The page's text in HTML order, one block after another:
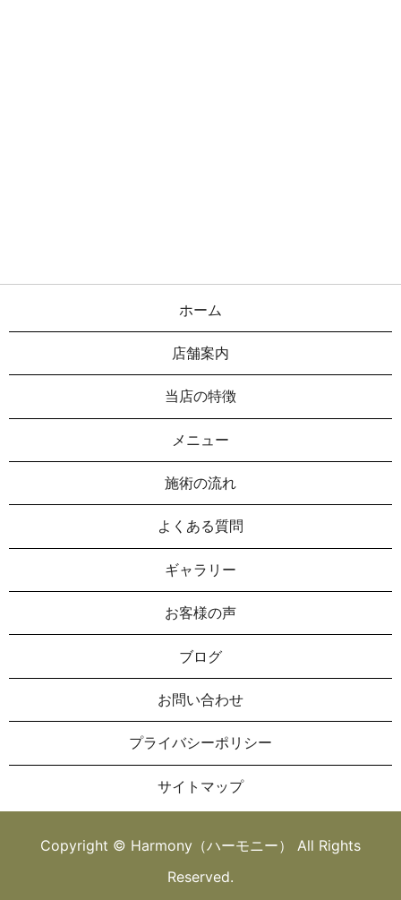
ホーム
店舗案内
当店の特徴
メニュー
施術の流れ
よくある質問
ギャラリー
お客様の声
ブログ
お問い合わせ
プライバシーポリシー
サイトマップ
Copyright © Harmony（ハーモニー） All Rights
Reserved.